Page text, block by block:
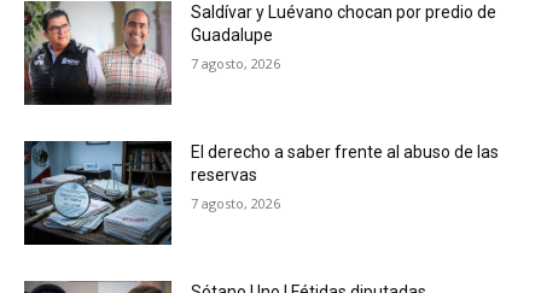
Saldívar y Luévano chocan por predio de
Guadalupe
7 agosto, 2026
El derecho a saber frente al abuso de las
reservas
7 agosto, 2026